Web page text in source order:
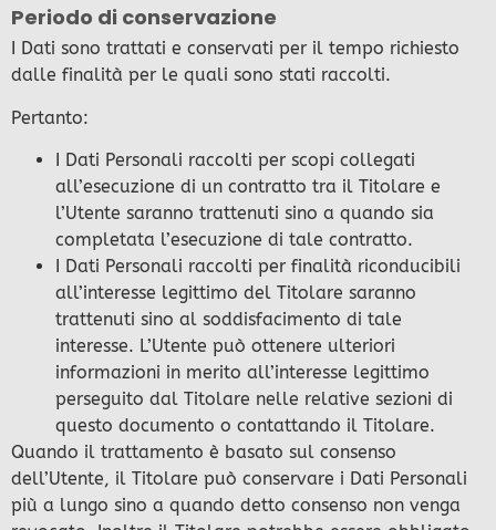
Periodo di conservazione
I Dati sono trattati e conservati per il tempo richiesto
dalle finalità per le quali sono stati raccolti.
Pertanto:
I Dati Personali raccolti per scopi collegati
all’esecuzione di un contratto tra il Titolare e
l’Utente saranno trattenuti sino a quando sia
completata l’esecuzione di tale contratto.
I Dati Personali raccolti per finalità riconducibili
all’interesse legittimo del Titolare saranno
trattenuti sino al soddisfacimento di tale
interesse. L’Utente può ottenere ulteriori
informazioni in merito all’interesse legittimo
perseguito dal Titolare nelle relative sezioni di
questo documento o contattando il Titolare.
Quando il trattamento è basato sul consenso
dell’Utente, il Titolare può conservare i Dati Personali
più a lungo sino a quando detto consenso non venga